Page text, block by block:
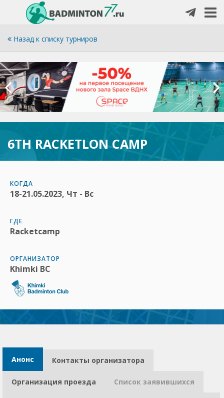
Назад к списку турниров
6TH RACKETLON CAMP
КОГДА
18-21.05.2023, Чт - Вс
ГДЕ
Racketcamp
ОРГАНИЗАТОР
Khimki BC
Анонс Контакты организатора​
Организация проезда Список заявившихся